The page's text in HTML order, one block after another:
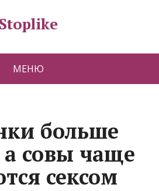
Stoplike
МЕНЮ
больше
совы чаще
сексом